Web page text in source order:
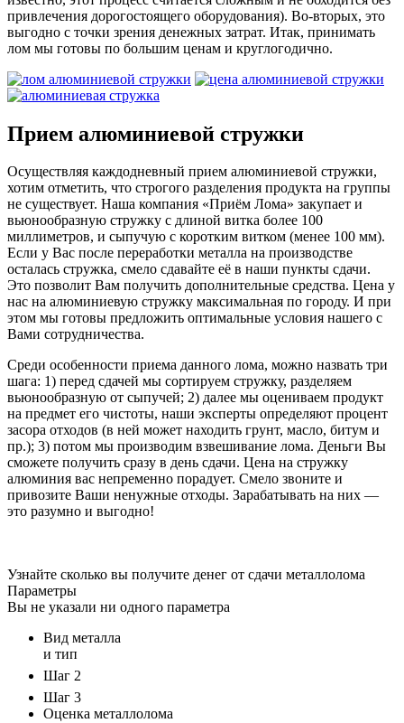
привлечения дорогостоящего оборудования). Во-вторых, это
выгодно с точки зрения денежных затрат. Итак, принимать
лом мы готовы по большим ценам и круглогодично.
Прием алюминиевой стружки
Осуществляя каждодневный прием алюминиевой стружки,
хотим отметить, что строгого разделения продукта на группы
не существует. Наша компания «Приём Лома» закупает и
вьюнообразную стружку с длиной витка более 100
миллиметров, и сыпучую с коротким витком (менее 100 мм).
Если у Вас после переработки металла на производстве
осталась стружка, смело сдавайте её в наши пункты сдачи.
Это позволит Вам получить дополнительные средства. Цена у
нас на алюминиевую стружку максимальная по городу. И при
этом мы готовы предложить оптимальные условия нашего с
Вами сотрудничества.
Среди особенности приема данного лома, можно назвать три
шага: 1) перед сдачей мы сортируем стружку, разделяем
вьюнообразную от сыпучей; 2) далее мы оцениваем продукт
на предмет его чистоты, наши эксперты определяют процент
засора отходов (в ней может находить грунт, масло, битум и
пр.); 3) потом мы производим взвешивание лома. Деньги Вы
сможете получить сразу в день сдачи. Цена на стружку
алюминия вас непременно порадует. Смело звоните и
привозите Ваши ненужные отходы. Зарабатывать на них —
это разумно и выгодно!
Узнайте сколько вы получите денег от сдачи металлолома
Параметры
Вы не указали ни одного параметра
Вид металла
и тип
Шаг 2
Шаг 3
Оценка металлолома